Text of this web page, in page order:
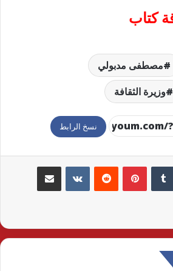
كتاب
مصطفى مدبولي
وزيرة الثقافة
نسخ الرابط
بينتيريست مشاركة عبر البريد